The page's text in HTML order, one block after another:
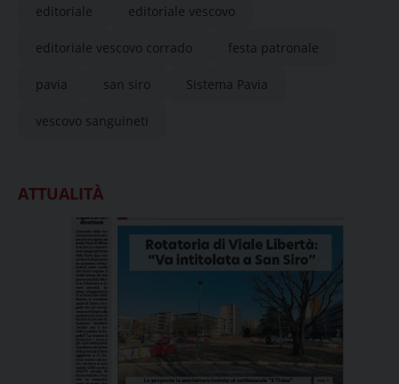
editoriale editoriale vescovo
editoriale vescovo corrado festa patronale
pavia san siro Sistema Pavia
vescovo sanguineti
ATTUALITÀ